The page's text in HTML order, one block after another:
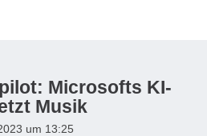
Microsofts KI-
Musik
um 13:25